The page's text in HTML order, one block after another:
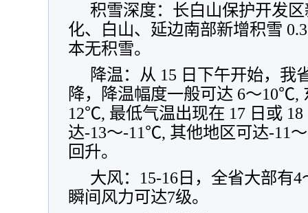
积雪深度：长白山保护开发
化、白山、延边南部新增积雪
本无积雪。
降温：从 15 日下午开始，我
降，降温幅度一般可达 6～10℃,
12℃, 最低气温出现在 17 日或
达-13～-11℃, 其他地区可达-11
回升。
大风：15-16日，全省大部有
瞬间风力可达7级。